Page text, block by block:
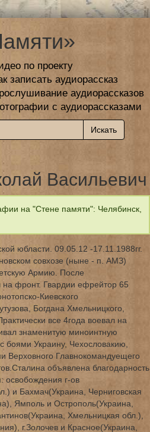
по проекту
записать аудиорассказ
аудиорассказов
с аудиорассказами
Васильевич
на "Стене памяти": Челябинск,
юбласти. 09.05.12 -17.11.1988гг.
совхозе (ныне - п. АМЗ)
Армию. После
фронт. Гвардии ефрейтор 65
Киевского
Богдана Хмельницкого,
все 4года воевал на
знаменитую миноинтную
боями Украину, Чехословакию,
Верховного Главнокомандуещего
объявлена благодарность
освобождения г-ов
и Бахмач(Украина, Черниговская
Ямполь и Острополь(Украина,
Хмельницкая обл.),
г.Золочев и Красное(Украина,